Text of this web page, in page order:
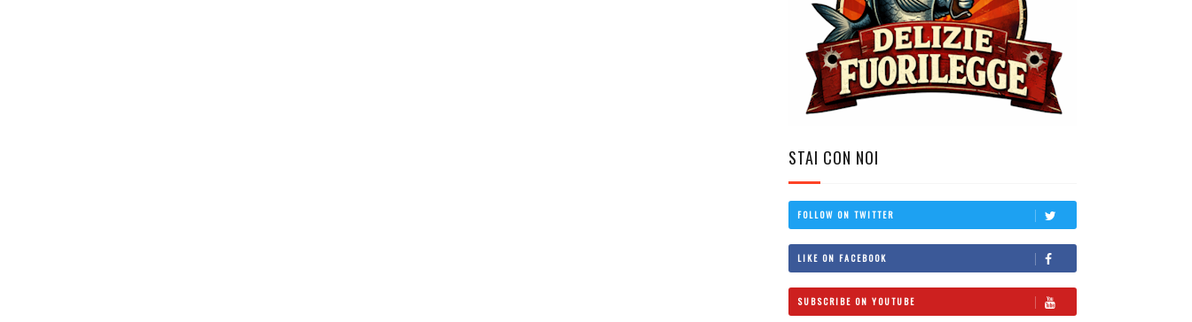
STAI CON NOI
FOLLOW ON TWITTER
LIKE ON FACEBOOK
SUBSCRIBE ON YOUTUBE